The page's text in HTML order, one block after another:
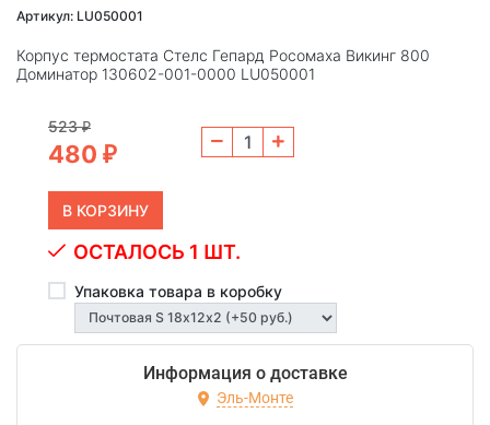
Артикул: LU050001
Корпус термостата Стелс Гепард Росомаха Викинг 800
Доминатор 130602-001-0000 LU050001
523₽
480 ₽
ОСТАЛОСЬ 1 ШТ.
Упаковка товара в коробку
Информация о доставке
Эль-Монте